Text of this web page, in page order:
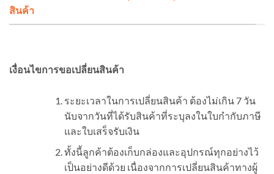
สินค้า
เงื่อนไขการขอเปลี่ยนสินค้า
ระยะเวลาในการเปลี่ยนสินค้า ต้องไม่เกิน 7 วัน
นับจากวันที่ได้รับสินค้าที่ระบุลงในใบกำกับภาษี
และใบเสร็จรับเงิน
ทั้งนี้ลูกค้าต้องเก็บกล่องและอุปกรณ์ทุกอย่างไว้
เป็นอย่างดีด้วย เนื่องจากการเปลี่ยนสินค้าทางผู้